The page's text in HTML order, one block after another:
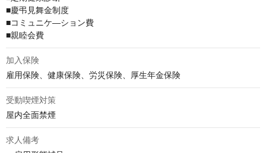
■慶弔見舞金制度
■コミュニケ―ション費
■親睦会費
加入保険
雇用保険、健康保険、労災保険、厚生年金保険
受動喫煙対策
屋内全面禁煙
求人備考